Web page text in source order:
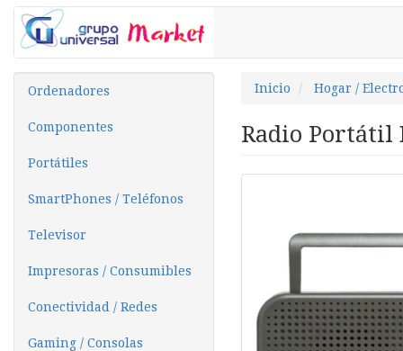
Ordenadores
Componentes
Portátiles
SmartPhones / Teléfonos
Televisor
Impresoras / Consumibles
Conectividad / Redes
Gaming / Consolas
Inicio Hogar /
Radio Portátil